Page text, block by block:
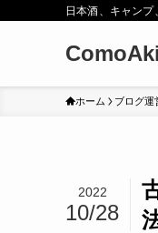
日本酒、キャン
ホーム ブログ運
2022
10/28